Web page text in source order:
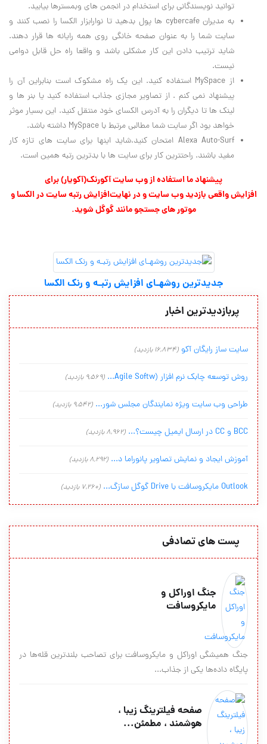
توانید نویسندگانی برای استخدام در انجمن های وبمسترها بیابید.
به مدیران cybercafe ها پول بدهید تا نوارابزار الکسا را نصب کنند و
سایت شما را به عنوان صفحه خانگی روی همه رایانه ها قرار دهند.
شاید ترتیب دادن این کار مشکلی باشد و واقعا راه حل قابل دوامی
نیست.
از MySpace استفاده کنید. این یک راه مشکوک است بنابراین آن را
پیشنهاد نمی کنم . از تصاویر مجازی جذاب استفاده کنید یا بنر ها و
لینک ها تا دیگران را به آدرس الکسای خود منتقل کنید. این بسیار موثر
خواهد بود اگر سایت شما مطالبی مرتبط با MySpace داشته باشد.
Alexa Auto-Surf امتحان کنید.شاید اینها برای سایت های تازه کار
مفید باشند. راحتترین کار برای سایت ها با بدترین رتبه همین است.
پیشنهاد ما استفاده از وب سایتآکورنک(آکویار) برای
افزایش واقعی بازدید وب سایتو در نهایتافزایش رتبه سایت در الکساو
موتور های جستجو مانند گوگلشوید.
جدیدترین روشهـای افزایش رتبـه و رنک الکسا
پربازدیدترین اخبار
سایت ساز رایگان آکو (16,834 بازدید)
روش توسعه چابک نرم افزار (Agile Softw... (9,569 بازدید)
طراحی وب سایت ویژه نمایندگان مجلس شور... (9,542 بازدید)
BCC و CC در ارسال ایمیل چیست؟... (8,962 بازدید)
آموزش ایجاد و نمایش تصاویر پانوراما د... (8,292 بازدید)
Outlook مایکروسافت با Drive گوگل سازگ... (7,260 بازدید)
پست های تصادفی
جنگ اوراکل و
مايکروسافت
جنگ همیشگی اوراکل و مایکروسافت برای تصاحب بلندترین قله‌ها در
پایگاه داده‌ها یکی از جذاب...
صفحه‌ فيلترينگ زیبا ،
هوشمند ، مطمئن...